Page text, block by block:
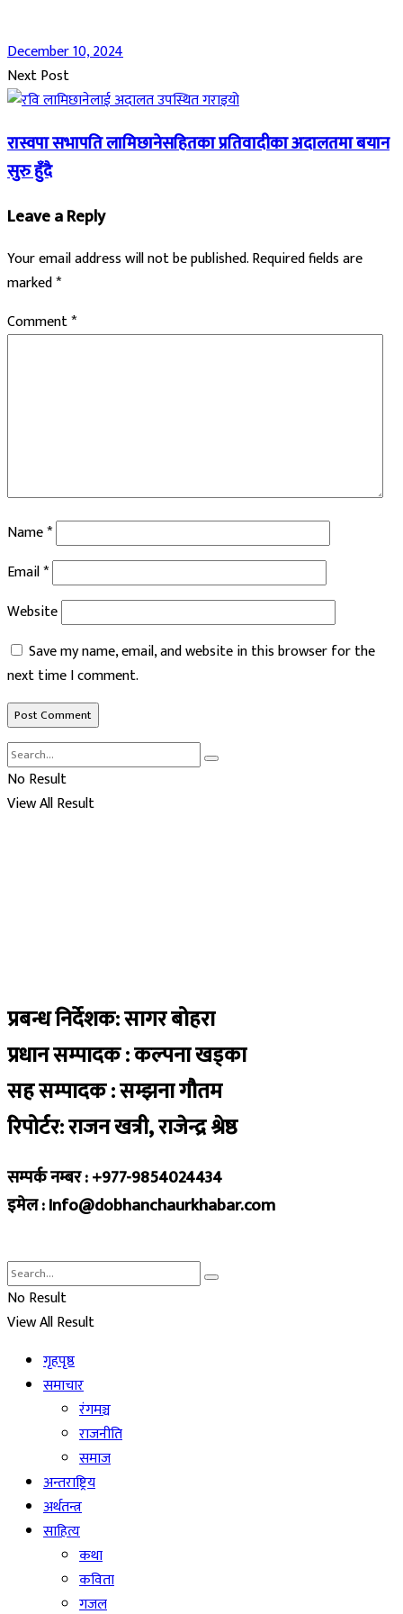
December 10, 2024
Next Post
रास्वपा सभापति लामिछानेसहितका प्रतिवादीका अदालतमा बयान
सुरु हुँदै
Leave a Reply
Your email address will not be published.Required fields are
marked*
Comment*
Name*
Email*
Website
Save my name, email, and website in this browser for the
next time I comment.
No Result
View All Result
प्रबन्ध निर्देशक: सागर बोहरा
प्रधान सम्पादक : कल्पना खड्का
सह सम्पादक : सम्झना गौतम
रिपोर्टर: राजन खत्री, राजेन्द्र श्रेष्ठ
सम्पर्क नम्बर : +977-9854024434
इमेल : Info@dobhanchaurkhabar.com
No Result
View All Result
गृहपृष्ठ
समाचार
रंगमञ्च
राजनीति
समाज
अन्तराष्ट्रिय
अर्थतन्त्र
साहित्य
कथा
कविता
गजल